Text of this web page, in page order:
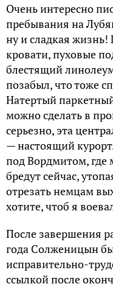
Очень интересно
пребывания на
ну и сладкая
кровати, пуховые
блестящий
позабыл, что тоже
Натертый
можно сделать в
серьезно, эта
— настоящий
под Вордмитом, где
бредут сейчас,
отрезать немцам
хотите, чтоб я
После завершения
года Солженицын
исправительно-
ссылкой после